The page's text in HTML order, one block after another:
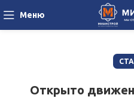
Меню
Открыто